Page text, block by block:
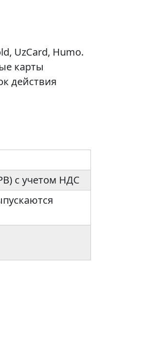
UzCard, Humo.
карты
действия
с учетом НДС